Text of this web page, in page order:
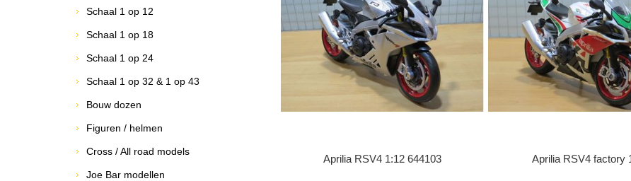
Aprilia RSV4 1:12 644103 Aprilia RSV4 factory
Schaal 1 op 12
Schaal 1 op 18
Schaal 1 op 24
Schaal 1 op 32 & 1 op 43
Bouw dozen
Figuren / helmen
Cross / All road models
Joe Bar modellen